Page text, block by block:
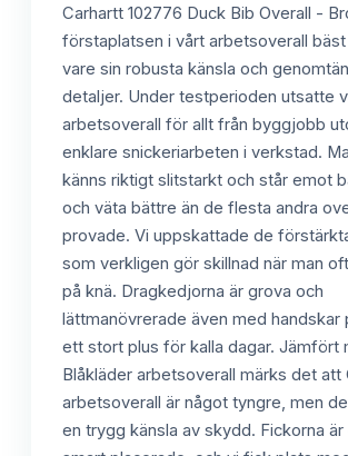
Carhartt 102776 Duck Bib Overall -
förstaplatsen i vårt arbetsoverall
vare sin robusta känsla och
detaljer. Under testperioden utsatte
arbetsoverall för allt från byggjobb
enklare snickeriarbeten i verkstad.
känns riktigt slitstarkt och står emot
och väta bättre än de flesta andra
provade. Vi uppskattade de
som verkligen gör skillnad när man
på knä. Dragkedjorna är grova och
lättmanövrerade även med handskar
ett stort plus för kalla dagar. Jämfört
Blåkläder arbetsoverall märks det att
arbetsoverall är något tyngre, men
en trygg känsla av skydd. Fickorna är